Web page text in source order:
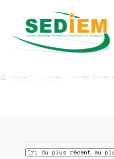
la
navigation
contenu
Accueil Livres Livres Divers